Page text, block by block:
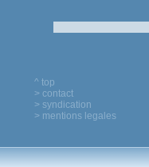
^ top
> contact
> syndication
> mentions legales